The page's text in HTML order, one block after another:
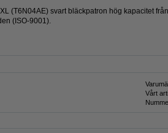
(T6N04AE) svart bläckpatron hög kapacitet
(ISO-9001).
Vårt